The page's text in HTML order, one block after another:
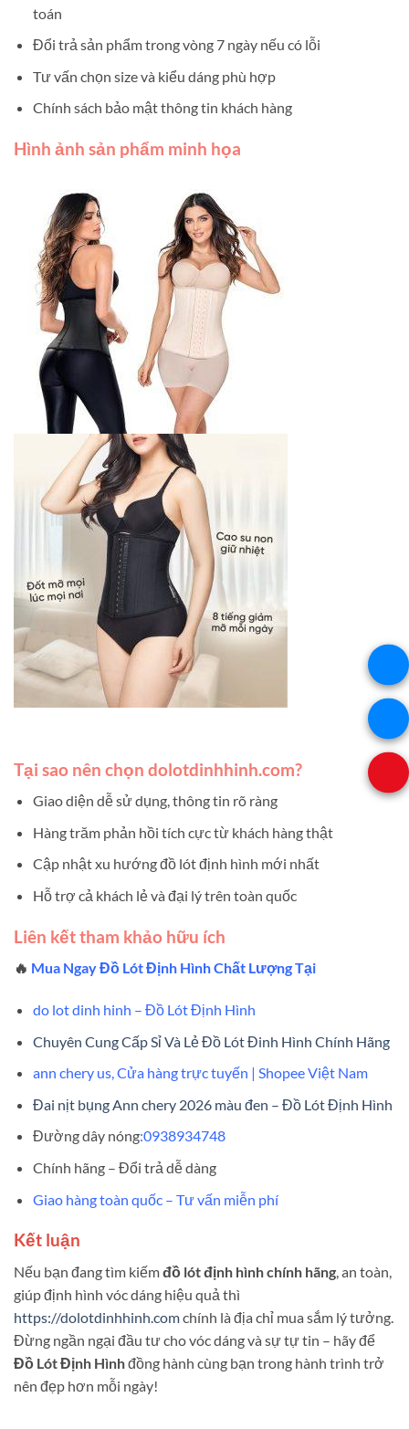
toán
Đổi trả sản phẩm trong vòng 7 ngày nếu có lỗi
Tư vấn chọn size và kiểu dáng phù hợp
Chính sách bảo mật thông tin khách hàng
Hình ảnh sản phẩm minh họa
Tại sao nên chọn dolotdinhhinh.com?
Giao diện dễ sử dụng, thông tin rõ ràng
Hàng trăm phản hồi tích cực từ khách hàng thật
Cập nhật xu hướng đồ lót định hình mới nhất
Hỗ trợ cả khách lẻ và đại lý trên toàn quốc
Liên kết tham khảo hữu ích
🔥 Mua Ngay Đồ Lót Định Hình Chất Lượng Tại
do lot dinh hinh – Đồ Lót Định Hình
Chuyên Cung Cấp Sỉ Và Lẻ Đồ Lót Đinh Hình Chính Hãng
ann chery us, Cửa hàng trực tuyến | Shopee Việt Nam
Đai nịt bụng Ann chery 2026 màu đen – Đồ Lót Định Hình
Đường dây nóng:0938934748
Chính hãng – Đổi trả dễ dàng
Giao hàng toàn quốc – Tư vấn miễn phí
Kết luận
Nếu bạn đang tìm kiếmđồ lót định hình chính hãng, an toàn,
giúp định hình vóc dáng hiệu quả thì
https://dolotdinhhinh.comchính là địa chỉ mua sắm lý tưởng.
Đừng ngần ngại đầu tư cho vóc dáng và sự tự tin – hãy để
Đồ Lót Định Hìnhđồng hành cùng bạn trong hành trình trở
nên đẹp hơn mỗi ngày!